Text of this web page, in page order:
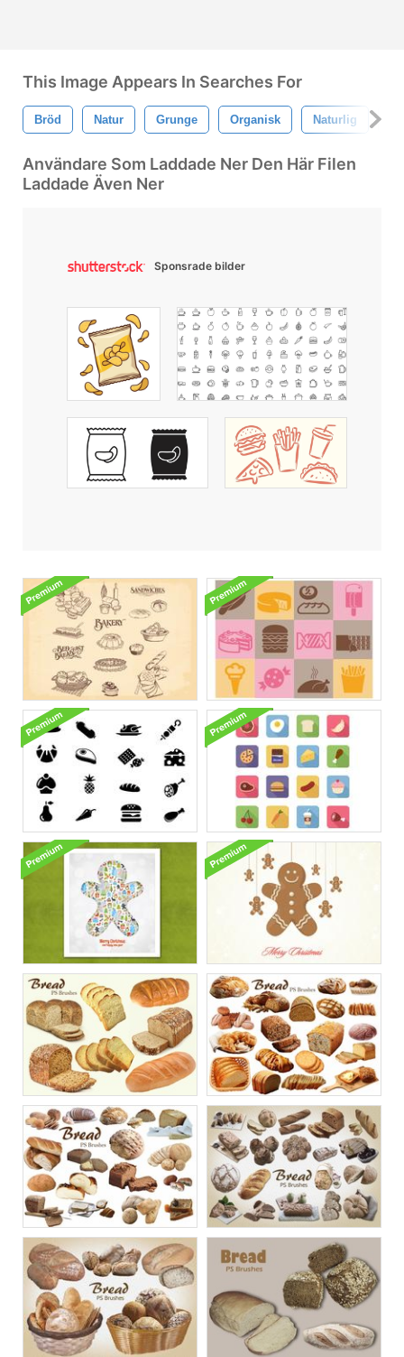
This Image Appears In Searches For
Bröd Natur Grunge Organisk Naturlig
Användare Som Laddade Ner Den Här Filen
Laddade Även Ner
Sponsrade bilder